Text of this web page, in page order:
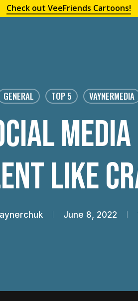
Check out VeeFriends Cartoons!
GENERAL TOP 5 VAYNERMEDIA
Like
June 8, 2022